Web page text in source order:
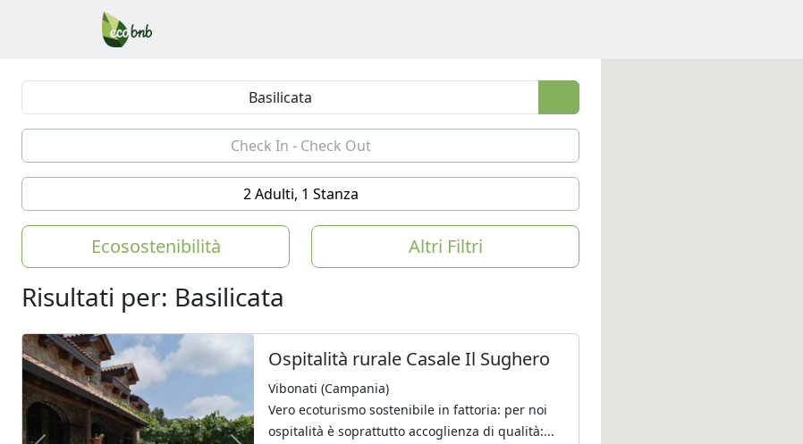
2 Adulti, 1 Stanza
Ecosostenibilità Altri Filtri
Risultati per: Basilicata
Ospitalità rurale Casale Il Sughero
Vibonati (Campania)
Vero ecoturismo sostenibile in fattoria: per noi
ospitalità è soprattutto accoglienza di qualità:...